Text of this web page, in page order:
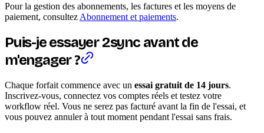
Pour la gestion des abonnements, les factures et les moyens de
paiement, consultez Abonnement et paiements.
Puis-je essayer 2sync avant de
m'engager ?
Chaque forfait commence avec un essai gratuit de 14 jours.
Inscrivez-vous, connectez vos comptes réels et testez votre
workflow réel. Vous ne serez pas facturé avant la fin de l'essai, et
vous pouvez annuler à tout moment pendant l'essai sans frais.